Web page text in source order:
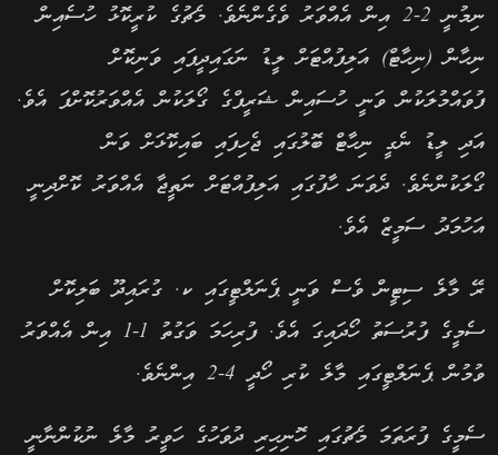
ނިމުނީ 2-2 އިން އެއްވަރު ވެގެންނެވެ. މެޗުގެ ކުރީކޮޅު ހުސެއިން
ނިހާން (ނިހާޓް) އަލިފުއްޓަށް ލީޑު ނަގައިދީފައި ވަނިކޮށް
ފުވައްމުލަކުން ވަނީ ހުސައިން ޝަރީފްގެ ގޯލަކުން އެއްވަރުކޮށްފަ އެވެ.
އަދި ލީޑު ނެގީ ނިހާޓް ބޮލުގައި ޖެހިފައި ބައިކޮޅަށް ވަން
ގޯލަކުންނެވެ. ދެވަނަ ހާފުގައި އަލިފުއްޓަށް ނަތީޖާ އެއްވަރު ކޮށްދިނީ
އަހުމަދު ސަމީޒް އެވެ.
ރޭ މާލެ ސިޓީން ވެސް ވަނީ ޕެނަލްޓީގައި ކ. ގުރައިދޫ ބަލިކޮށް
ސެމީގެ ފުރުސަތު ހޯދައިގަ އެވެ. ފުރިހަމަ ވަގުތު 1-1 އިން އެއްވަރު
ވުމުން ޕެނަލްޓީގައި މާލެ ކުރި ހޯދީ 4-2 އިންނެވެ.
ސެމީގެ ފުރަތަމަ މެޗުގައި ހޮނިހިރި ދުވަހުގެ ހަވީރު މާލެ ނުކުންނާނީ